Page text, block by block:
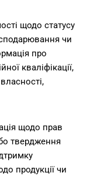
щодо статусу
чи
про
кваліфікації,
щодо прав
твердження
продукції чи